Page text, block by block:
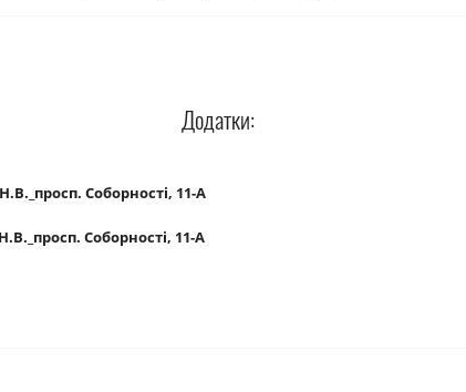
Додатки:
Соборності, 11-А
Соборності, 11-А